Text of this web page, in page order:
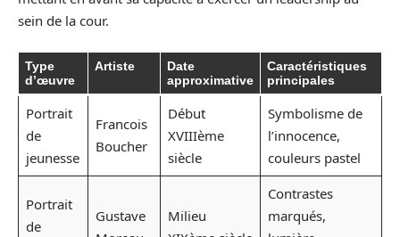
sein de la cour.
Type
d’œuvre
Artiste
Date
approximative
Caractéristiques
principales
Portrait
de
jeunesse
Francois
Boucher
Début
XVIIIème
siècle
Symbolisme de
l’innocence,
couleurs pastel
Portrait
de
Gustave
Milieu
Contrastes
marqués,